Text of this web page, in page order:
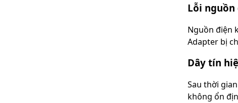
Lỗi nguồn
Nguồn điện
Adapter bị
Dây tín
Sau thời
không ổn